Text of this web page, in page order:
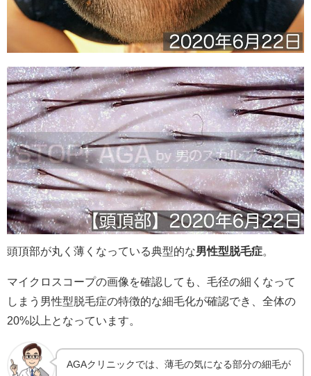
頭頂部が丸く薄くなっている典型的な男性型脱毛症
マイクロスコープの画像を確認しても、毛径の細くなって
しまう男性型脱毛症の特徴的な細毛化が確認でき、全体の
20%以上となっています。
AGAクリニックでは、薄毛の気になる部分の細毛が